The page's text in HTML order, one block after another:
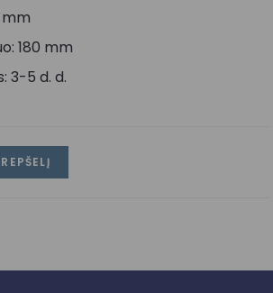
180 mm
3-5 d. d.